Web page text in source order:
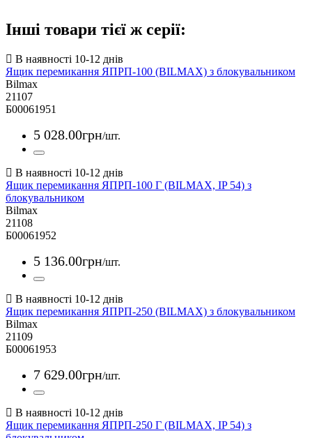
Інші товари тієї ж серії:
Ящик перемикання ЯПРП-100 (BILMAX) з блокувальником
Bilmax
21107
Б00061951
5 028.00грн/шт.
Ящик перемикання ЯПРП-100 Г (BILMAX, IP 54) з
блокувальником
Bilmax
21108
Б00061952
5 136.00грн/шт.
Ящик перемикання ЯПРП-250 (BILMAX) з блокувальником
Bilmax
21109
Б00061953
7 629.00грн/шт.
Ящик перемикання ЯПРП-250 Г (BILMAX, IP 54) з